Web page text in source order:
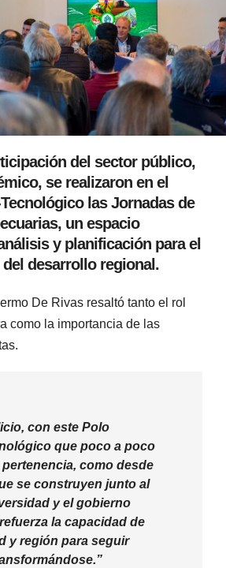
del sector público,
se realizaron en el
las Jornadas de
un espacio
y planificación para el
desarrollo regional.
De Rivas resaltó tanto el rol
como la importancia de las
con este Polo
que poco a poco
como desde
se construyen junto al
y el gobierno
la capacidad de
y región para seguir